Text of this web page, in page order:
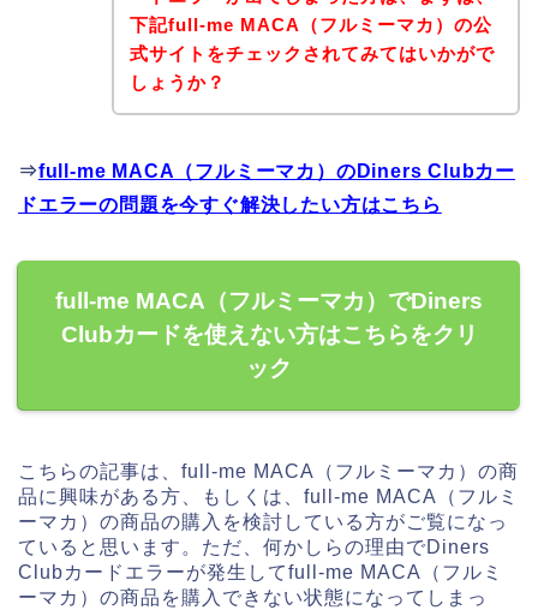
下記full-me MACA（フルミーマカ）の公
式サイトをチェックされてみてはいかがで
しょうか？
⇒full-me MACA（フルミーマカ）のDiners Clubカー
ドエラーの問題を今すぐ解決したい方はこちら
full-me MACA（フルミーマカ）でDiners
Clubカードを使えない方はこちらをクリ
ック
こちらの記事は、full-me MACA（フルミーマカ）の商
品に興味がある方、もしくは、full-me MACA（フルミ
ーマカ）の商品の購入を検討している方がご覧になっ
ていると思います。ただ、何かしらの理由でDiners
Clubカードエラーが発生してfull-me MACA（フルミ
ーマカ）の商品を購入できない状態になってしまっ